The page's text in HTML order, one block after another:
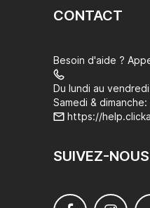
CONTACT
Besoin d'aide ?
Du lundi au
Samedi &
https://
SUIVEZ-NOUS